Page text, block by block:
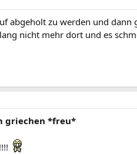
abgeholt zu werden und
nicht mehr dort und es
griechen *freu*